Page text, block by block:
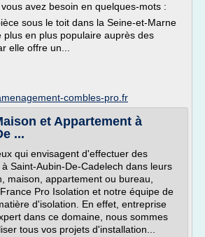
avez besoin en quelques-mots :
sous le toit dans la Seine-et-Marne
plus en plus populaire auprès des
elle offre un...
combles-pro.fr
et Appartement à
...
qui envisagent d'effectuer des
Saint-Aubin-De-Cadelech dans leurs
maison, appartement ou bureau,
Pro Isolation et notre équipe de
d'isolation. En effet, entreprise
dans ce domaine, nous sommes
tous vos projets d'installation...